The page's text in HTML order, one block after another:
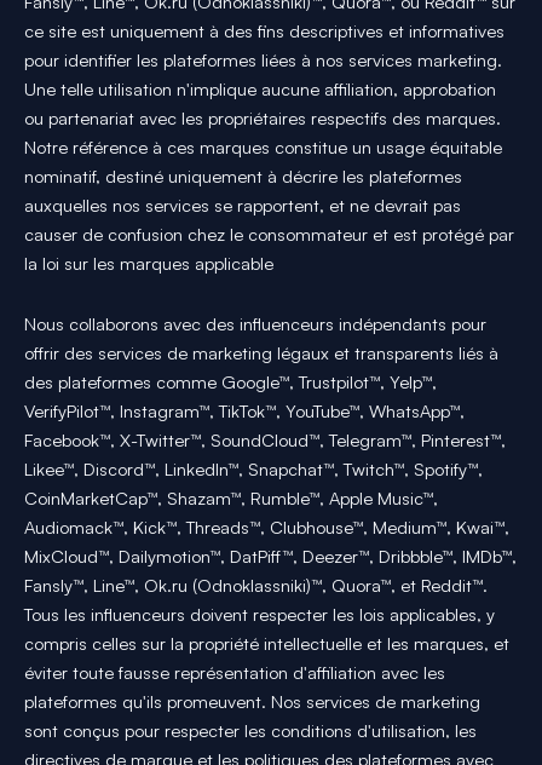
ce site est uniquement à des fins descriptives et informatives
pour identifier les plateformes liées à nos services marketing.
Une telle utilisation n'implique aucune affiliation, approbation
ou partenariat avec les propriétaires respectifs des marques.
Notre référence à ces marques constitue un usage équitable
nominatif, destiné uniquement à décrire les plateformes
auxquelles nos services se rapportent, et ne devrait pas
causer de confusion chez le consommateur et est protégé par
la loi sur les marques applicable
Nous collaborons avec des influenceurs indépendants pour
offrir des services de marketing légaux et transparents liés à
des plateformes comme Google™, Trustpilot™, Yelp™,
VerifyPilot™, Instagram™, TikTok™, YouTube™, WhatsApp™,
Facebook™, X-Twitter™, SoundCloud™, Telegram™, Pinterest™,
Likee™, Discord™, LinkedIn™, Snapchat™, Twitch™, Spotify™,
CoinMarketCap™, Shazam™, Rumble™, Apple Music™,
Audiomack™, Kick™, Threads™, Clubhouse™, Medium™, Kwai™,
MixCloud™, Dailymotion™, DatPiff™, Deezer™, Dribbble™, IMDb™,
Fansly™, Line™, Ok.ru (Odnoklassniki)™, Quora™, et Reddit™.
Tous les influenceurs doivent respecter les lois applicables, y
compris celles sur la propriété intellectuelle et les marques, et
éviter toute fausse représentation d'affiliation avec les
plateformes qu'ils promeuvent. Nos services de marketing
sont conçus pour respecter les conditions d'utilisation, les
directives de marque et les politiques des plateformes avec